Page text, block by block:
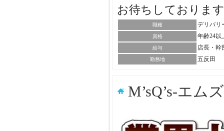
お待ちしておりま
職種 デリバリ
資格 年齢24以
給与 店長・幹
勤務地 五反田
M’sQ’s-エム